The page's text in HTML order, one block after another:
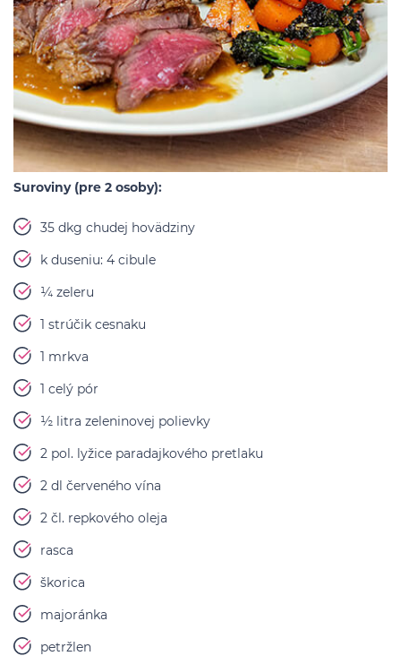
Suroviny (pre 2 osoby):
35 dkg chudej hovädziny
k duseniu: 4 cibule
¼ zeleru
1 strúčik cesnaku
1 mrkva
1 celý pór
½ litra zeleninovej polievky
2 pol. lyžice paradajkového pretlaku
2 dl červeného vína
2 čl. repkového oleja
rasca
škorica
majoránka
petržlen